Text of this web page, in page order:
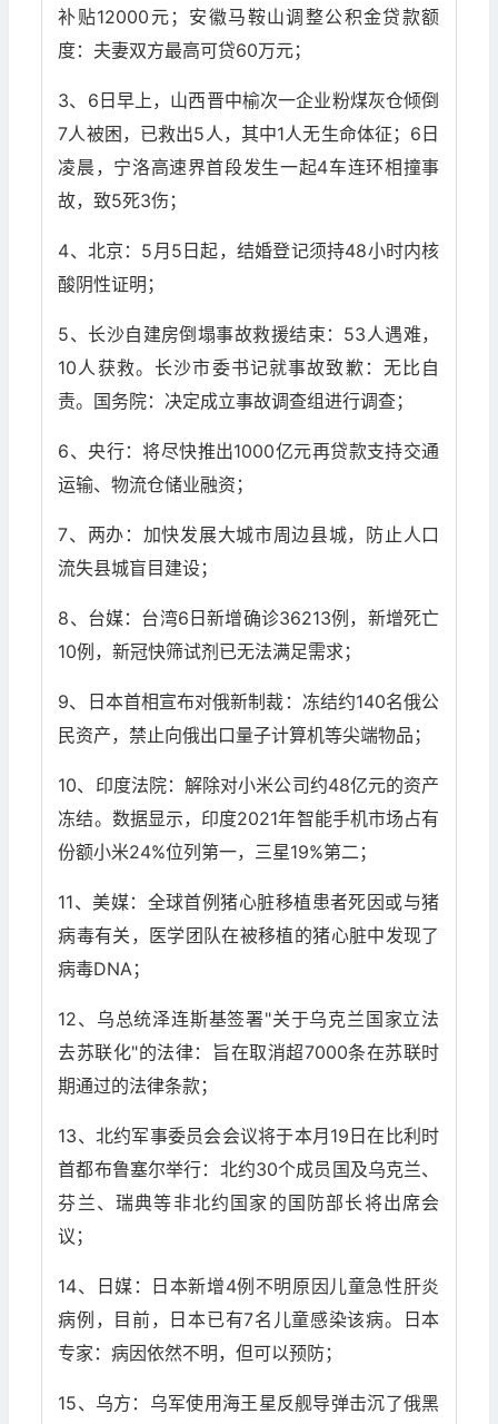
补贴12000元；安徽马鞍山调整公积金贷款额
度：夫妻双方最高可贷60万元；
3、6日早上，山西晋中榆次一企业粉煤灰仓倾倒
7人被困，已救出5人，其中1人无生命体征；6日
凌晨，宁洛高速界首段发生一起4车连环相撞事
故，致5死3伤；
4、北京：5月5日起，结婚登记须持48小时内核
酸阴性证明；
5、长沙自建房倒塌事故救援结束：53人遇难，
10人获救。长沙市委书记就事故致歉：无比自
责。国务院：决定成立事故调查组进行调查；
6、央行：将尽快推出1000亿元再贷款支持交通
运输、物流仓储业融资；
7、两办：加快发展大城市周边县城，防止人口
流失县城盲目建设；
8、台媒：台湾6日新增确诊36213例，新增死亡
10例，新冠快筛试剂已无法满足需求；
9、日本首相宣布对俄新制裁：冻结约140名俄公
民资产，禁止向俄出口量子计算机等尖端物品；
10、印度法院：解除对小米公司约48亿元的资产
冻结。数据显示，印度2021年智能手机市场占有
份额小米24%位列第一，三星19%第二；
11、美媒：全球首例猪心脏移植患者死因或与猪
病毒有关，医学团队在被移植的猪心脏中发现了
病毒DNA；
12、乌总统泽连斯基签署"关于乌克兰国家立法
去苏联化"的法律：旨在取消超7000条在苏联时
期通过的法律条款；
13、北约军事委员会会议将于本月19日在比利时
首都布鲁塞尔举行：北约30个成员国及乌克兰、
芬兰、瑞典等非北约国家的国防部长将出席会
议；
14、日媒：日本新增4例不明原因儿童急性肝炎
病例，目前，日本已有7名儿童感染该病。日本
专家：病因依然不明，但可以预防；
15、乌方：乌军使用海王星反舰导弹击沉了俄黑